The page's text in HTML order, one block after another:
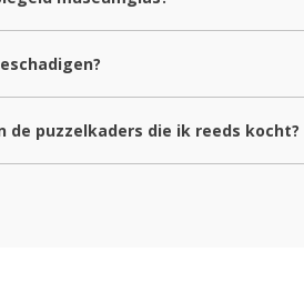
puzzelkaders die ik reeds kocht?